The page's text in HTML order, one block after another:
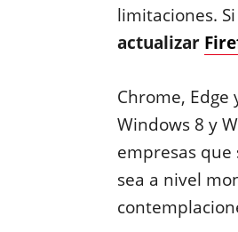
limitaciones.
actualizar
Chrome, Edge
Windows 8 y
empresas que
sea a nivel